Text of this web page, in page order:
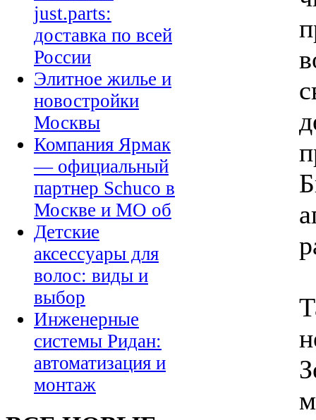
just.parts:
доставка по всей
России
Элитное жилье и
новостройки
Москвы
Компания Ярмак
— официальный
партнер Schuco в
Москве и МО об
Детские
аксессуары для
волос: виды и
выбор
Инженерные
системы Ридан:
автоматизация и
монтаж